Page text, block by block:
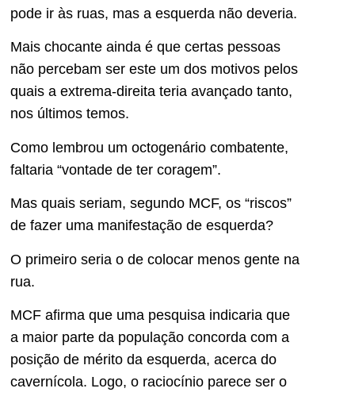
pode ir às ruas, mas a esquerda não deveria.
Mais chocante ainda é que certas pessoas
não percebam ser este um dos motivos pelos
quais a extrema-direita teria avançado tanto,
nos últimos temos.
Como lembrou um octogenário combatente,
faltaria “vontade de ter coragem”.
Mas quais seriam, segundo MCF, os “riscos”
de fazer uma manifestação de esquerda?
O primeiro seria o de colocar menos gente na
rua.
MCF afirma que uma pesquisa indicaria que
a maior parte da população concorda com a
posição de mérito da esquerda, acerca do
cavernícola. Logo, o raciocínio parece ser o